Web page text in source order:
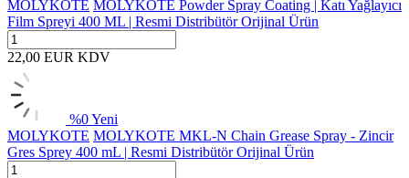
MOLYKOTE MOLYKOTE Powder Spray Coating | Katı Yağlayıcı
Film Spreyi 400 ML | Resmi Distribütör Orijinal Ürün
22,00 EUR KDV
%0Yeni
MOLYKOTE MOLYKOTE MKL-N Chain Grease Spray - Zincir
Gres Sprey 400 mL | Resmi Distribütör Orijinal Ürün